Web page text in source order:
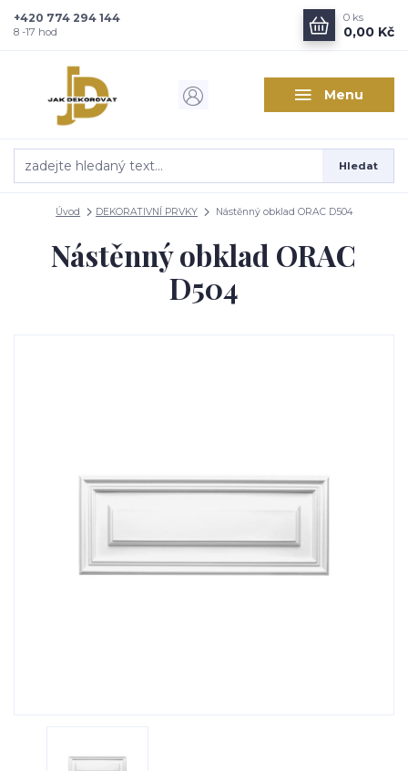
Menu
Hledat
+420 774 294 144
8 -17 hod
0 ks
0,00 Kč
Úvod DEKORATIVNÍ PRVKY Nástěnný obklad ORAC D504
Nástěnný obklad ORAC
D504
Zajímá vás, co nového v
Kam poslat informaci o novinkách v interiérovém designu?